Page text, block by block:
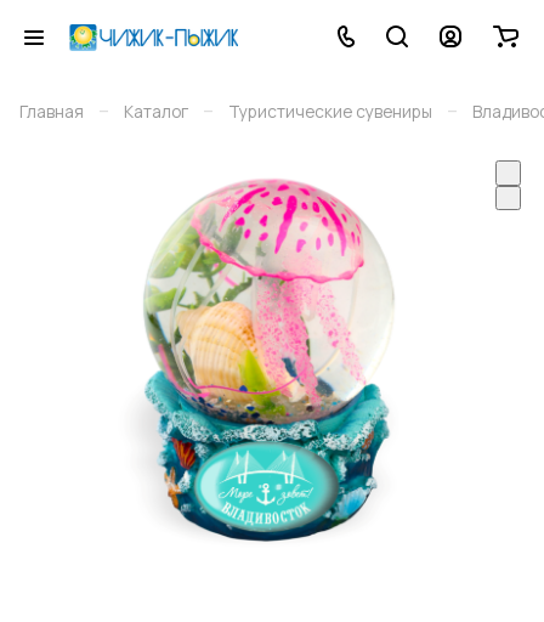
Главная – Каталог – Туристические сувениры –